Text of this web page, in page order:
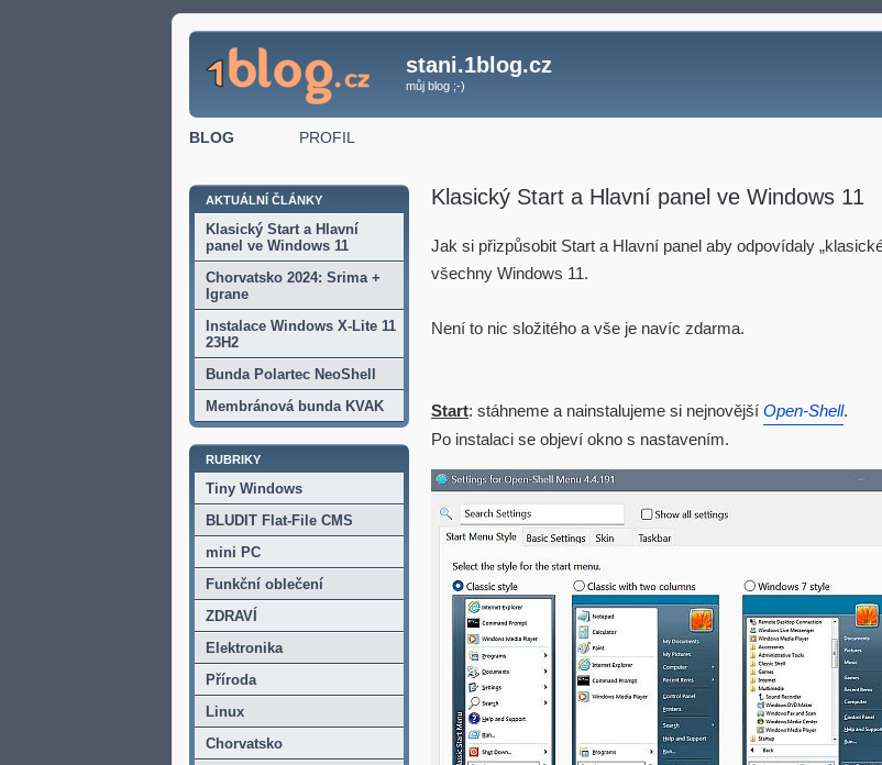
stani.1blog.cz
můj blog ;-)
BLOG PROFIL
AKTUÁLNÍ ČLÁNKY
Klasický Start a Hlavní
panel ve Windows 11
Chorvatsko 2024: Srima +
Igrane
Instalace Windows X-Lite 11
23H2
Bunda Polartec NeoShell
Membránová bunda KVAK
RUBRIKY
Tiny Windows
BLUDIT Flat-File CMS
mini PC
Funkční oblečení
ZDRAVÍ
Elektronika
Příroda
Linux
Chorvatsko
Klasický Start a Hlavní panel ve Windows 11
Jak si přizpůsobit Start a Hlavní panel aby odpovídaly
všechny Windows 11.
Není to nic složitého a vše je navíc zdarma.
Start: stáhneme a nainstalujeme si nejnovější Open-Shell.
Po instalaci se objeví okno s nastavením.